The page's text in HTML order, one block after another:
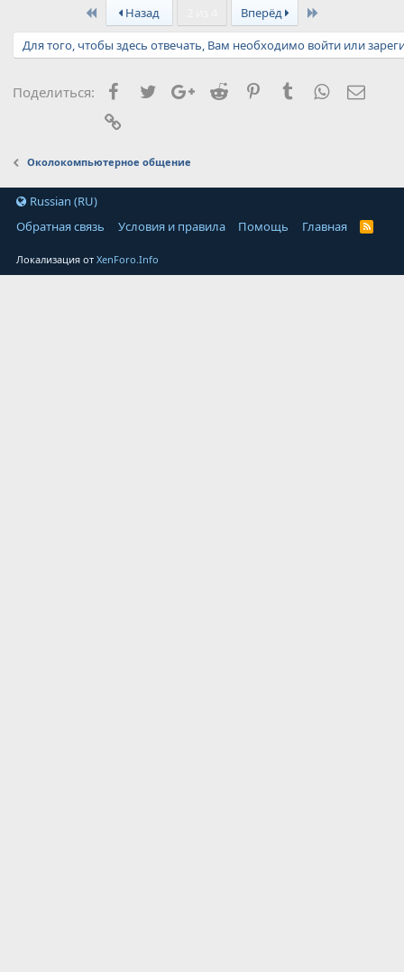
First Назад Вперёд
Для того, чтобы здесь отвечать, Вам необходимо войти или
Поделиться: Facebook
TwitterGoogle+
Reddit PinterestTumblrWhatsApp
Околокомпьютерное общение
Russian (RU)
Обратная связь
Условия и правила Помощь Главная
Локализация отXenForo.Info